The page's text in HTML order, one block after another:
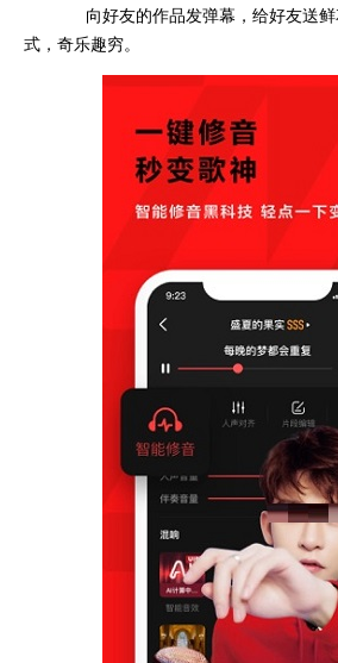
向好友的作品发弹幕，给好友送鲜
式，奇乐趣穷。